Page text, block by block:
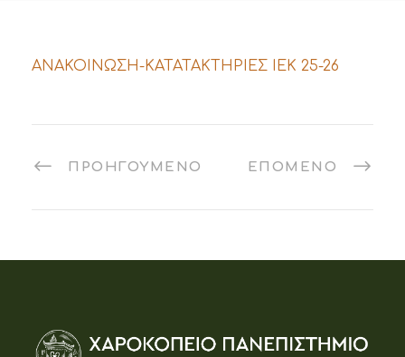
ΑΝΑΚΟΙΝΩΣΗ-ΚΑΤΑΤΑΚΤΗΡΙΕΣ ΙΕΚ 25-26
ΠΡΟΗΓΟΎΜΕΝΟ ΕΠΌΜΕΝΟ